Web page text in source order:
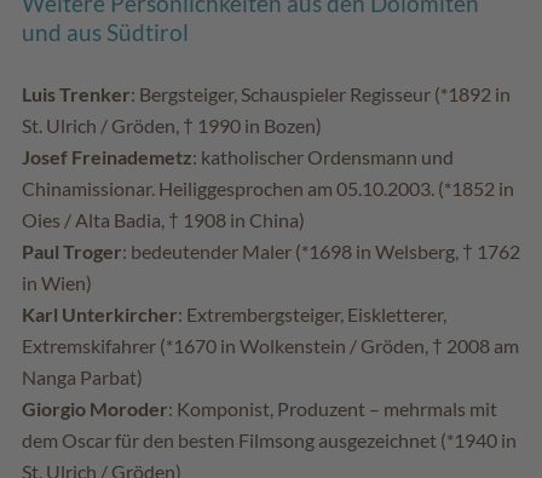
und aus Südtirol
Luis Trenker: Bergsteiger, Schauspieler Regisseur (*1892 in
St. Ulrich / Gröden, † 1990 in Bozen)
Josef Freinademetz: katholischer Ordensmann und
Chinamissionar. Heiliggesprochen am 05.10.2003. (*1852 in
Oies / Alta Badia, † 1908 in China)
Paul Troger: bedeutender Maler (*1698 in Welsberg, † 1762
in Wien)
Karl Unterkircher: Extrembergsteiger, Eiskletterer,
Extremskifahrer (*1670 in Wolkenstein / Gröden, † 2008 am
Nanga Parbat)
Giorgio Moroder: Komponist, Produzent – mehrmals mit
dem Oscar für den besten Filmsong ausgezeichnet (*1940 in
St. Ulrich / Gröden)